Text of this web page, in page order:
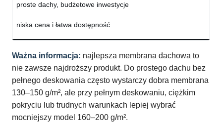
proste dachy, budżetowe inwestycje
niska cena i łatwa dostępność
Ważna informacja: najlepsza membrana dachowa to
nie zawsze najdroższy produkt. Do prostego dachu bez
pełnego deskowania często wystarczy dobra membrana
130–150 g/m², ale przy pełnym deskowaniu, ciężkim
pokryciu lub trudnych warunkach lepiej wybrać
mocniejszy model 160–200 g/m².